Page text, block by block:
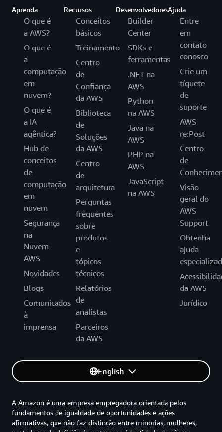
Aprenda
O que é
a AWS?
O que é
a
computação
em
nuvem?
O que é
a IA
agêntica?
Hub de
conceitos
de
computação
em
nuvem
Segurança
na
Nuvem
AWS
Novidades
Blogs
Comunicados
à
imprensa
Recursos
Conceitos
básicos
Treinamento
Centro
de
Confiança
da AWS
Biblioteca
de
Soluções
da AWS
Centro
de
arquitetura
Perguntas
frequentes
sobre
produtos
e
tópicos
técnicos
Relatórios
de
analistas
Parceiros
da AWS
Desenvolvedores
Builder
Center
SDKs e
ferramentas
.NET na
AWS
Python
na AWS
Java na
AWS
PHP na
AWS
JavaScript
na AWS
Ajuda
Entre
em
contato
conosco
Crie um
tíquete
de
suporte
AWS
re:Post
Centro
de
Visão
geral do
AWS
Support
Obtenha
ajuda
da AWS
Jurídico
English
A Amazon é uma empresa empregadora orientada pelos
fundamentos de igualdade de oportunidades e ações
afirmativas, que não faz distinção entre minorias, mulheres,